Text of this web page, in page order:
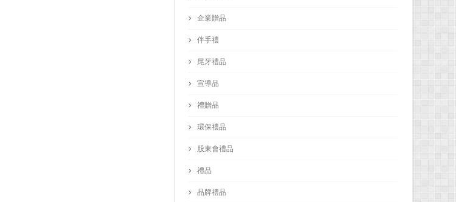
企業贈品
伴手禮
尾牙禮品
宣導品
禮贈品
環保禮品
股東會禮品
禮品
品牌禮品